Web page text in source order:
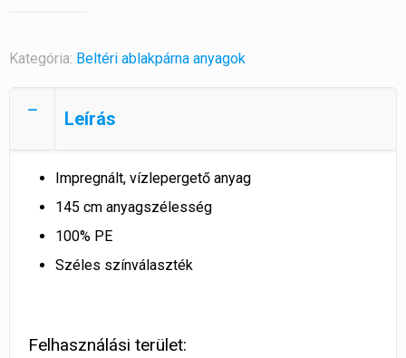
Kategória: Beltéri ablakpárna anyagok
Leírás
Impregnált, vízlepergető anyag
145 cm anyagszélesség
100% PE
Széles színválaszték
Felhasználási terület: